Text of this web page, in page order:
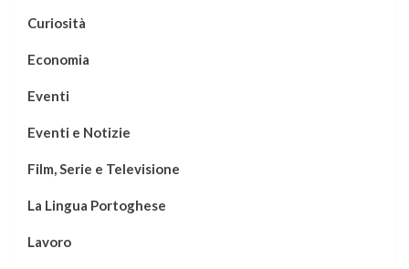
Curiosità
Economia
Eventi
Eventi e Notizie
Film, Serie e Televisione
La Lingua Portoghese
Lavoro